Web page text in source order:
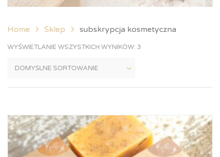
Home Sklep subskrypcja kosmetyczna
WYŚWIETLANIE WSZYSTKICH WYNIKÓW: 3